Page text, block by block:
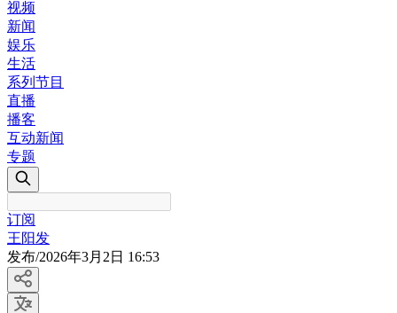
视频
新闻
娱乐
生活
系列节目
直播
播客
互动新闻
专题
订阅
王阳发
发布/2026年3月2日 16:53